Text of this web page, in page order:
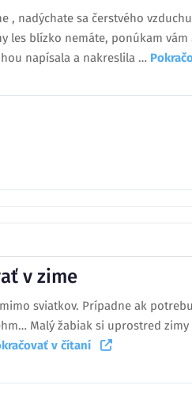
, nadýchate sa čerstvého
les blízko nemáte, ponúkam
napísala a nakreslila …
v zime
sviatkov. Prípadne ak
Malý žabiak si uprostred
v čítaní